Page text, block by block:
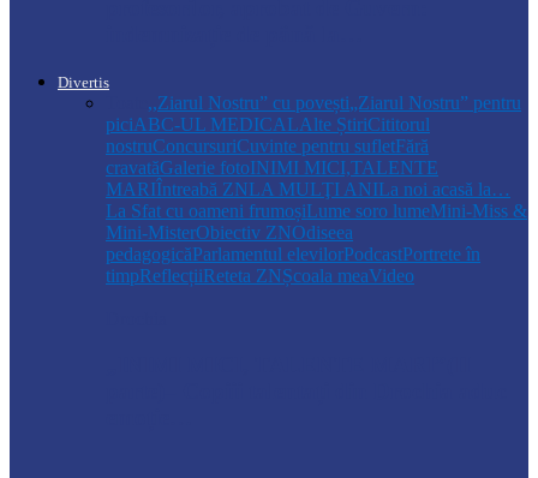
Divertis
,,Ziarul Nostru” cu povești„Ziarul Nostru” pentru
piciABC-UL MEDICALAlte ȘtiriCititorul
nostruConcursuriCuvinte pentru sufletFără
cravatăGalerie fotoINIMI MICI,TALENTE
MARIÎntreabă ZNLA MULŢI ANILa noi acasă la…
La Sfat cu oameni frumoșiLume soro lumeMini-Miss &
Mini-MisterObiectiv ZNOdiseea
pedagogicăParlamentul elevilorPodcastPortrete în
timpReflecțiiReteta ZNȘcoala meaVideo